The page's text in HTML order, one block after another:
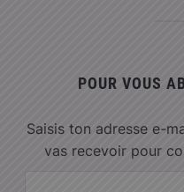
POUR VOUS
Saisis ton adresse e-
vas recevoir pour